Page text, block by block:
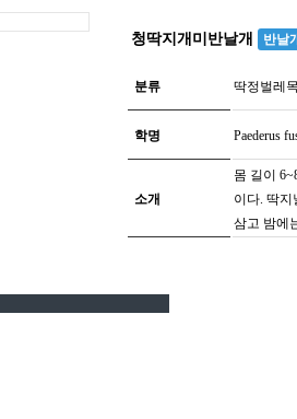
청딱지개미반날개 반날
분류 딱정벌레
학명 Paederus
소개
몸 길이
이다. 딱
삼고 밤에